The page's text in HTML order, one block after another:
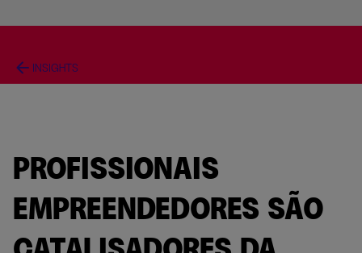
arrow_back INSIGHTS
PROFISSIONAIS
EMPREENDEDORES SÃO